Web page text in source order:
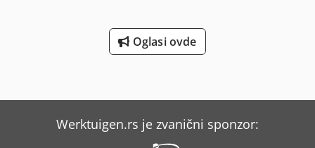
Oglasi ovde
Werktuigen.rs je zvanični sponzor: